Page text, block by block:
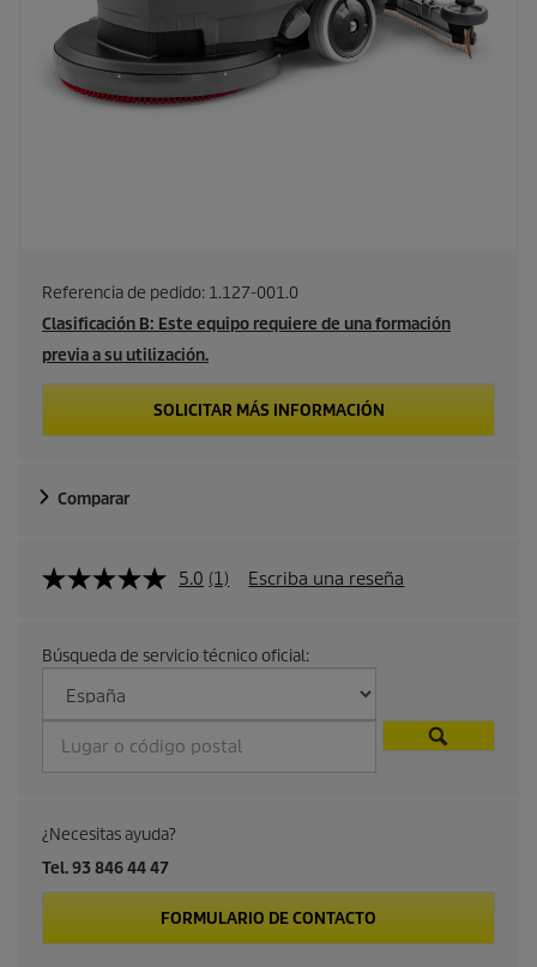
Referencia de pedido: 1.127-001.0
Clasificación B: Este equipo requiere de una formación
previa a su utilización.
SOLICITAR MÁS INFORMACIÓN
Comparar
5.0 (1) Escriba una reseña
Búsqueda de servicio técnico oficial:
¿Necesitas ayuda?
Tel. 93 846 44 47
FORMULARIO DE CONTACTO